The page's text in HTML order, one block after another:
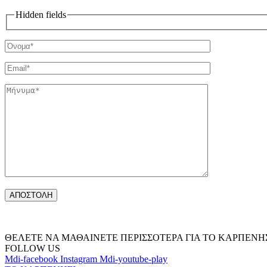
Hidden fields
ΘΕΛΕΤΕ ΝΑ ΜΑΘΑΙΝΕΤΕ ΠΕΡΙΣΣΟΤΕΡΑ ΓΙΑ ΤΟ
FOLLOW US
Mdi-facebook Instagram Mdi-youtube-play